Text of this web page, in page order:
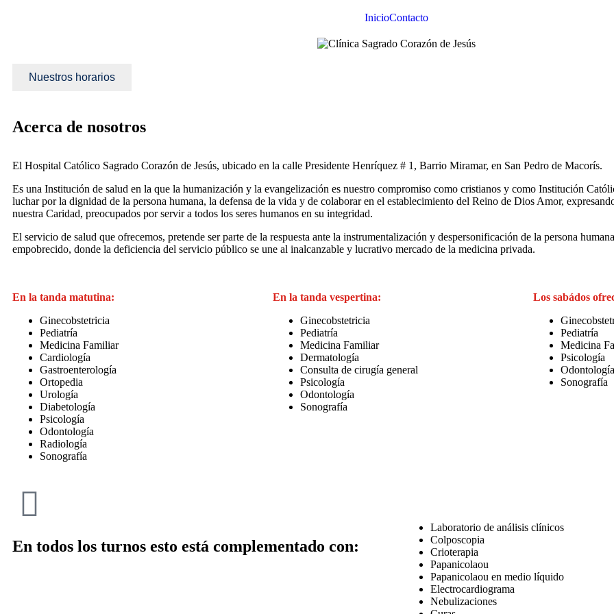
InicioContacto
Nuestros horarios
Acerca de nosotros
El Hospital Católico Sagrado Corazón de Jesús, ubicado en la calle Presidente Henríquez # 1, Barrio Miramar, en San Pedro de Macorís.
Es una Institución de salud en la que la humanización y la evangelización es nuestro compromiso como cristianos y como Institución
luchar por la dignidad de la persona humana, la defensa de la vida y de colaborar en el establecimiento del Reino de Dios Amor,
nuestra Caridad, preocupados por servir a todos los seres humanos en su integridad.
El servicio de salud que ofrecemos, pretende ser parte de la respuesta ante la instrumentalización y despersonificación de la persona
empobrecido, donde la deficiencia del servicio público se une al inalcanzable y lucrativo mercado de la medicina privada.
En la tanda matutina:
Ginecobstetricia
Pediatría
Medicina Familiar
Cardiología
Gastroenterología
Ortopedia
Urología
Diabetología
Psicología
Odontología
Radiología
Sonografía
En la tanda vespertina:
Ginecobstetricia
Pediatría
Medicina Familiar
Dermatología
Consulta de cirugía general
Psicología
Odontología
Sonografía
Los sabádos
Pediatría
Medicina
Psicología
Odontología
Sonografía
En todos los turnos esto está complementado con:
Laboratorio de análisis clínicos
Colposcopia
Crioterapia
Papanicolaou
Papanicolaou en medio líquido
Electrocardiograma
Nebulizaciones